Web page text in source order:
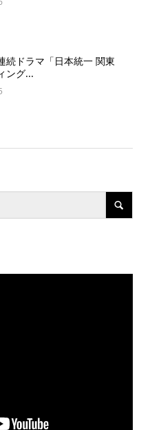
続ドラマ「日本統一 関東
ング...